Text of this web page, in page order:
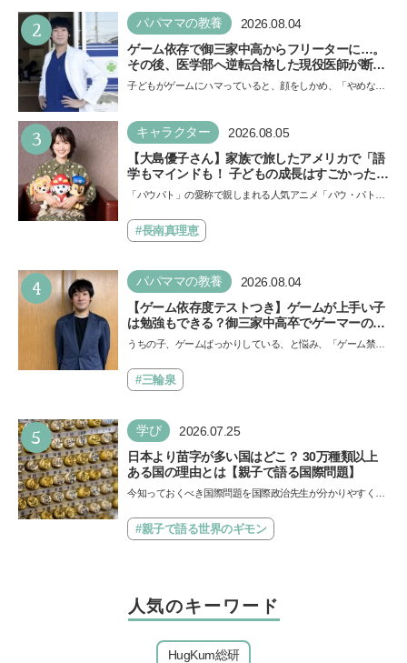
2 パパママの教養 2026.08.04
ゲーム依存で御三家中高からフリーターに…。
その後、医学部へ逆転合格した現役医師が断言
「ゲームの経験が受験勉強に役立った」そう考
子どもがゲームにハマっていると、顔をしかめ、「やめなさ
い…
3 キャラクター 2026.08.05
【大島優子さん】家族で旅したアメリカで「語
学もマインドも！ 子どもの成長はすごかった」
声優をつとめた映画『パウ・パトロール ザ・ダ
できると子どもに知ってほしい
「パウパト」の愛称で親しまれる人気アニメ「パウ・パトロ
ザ…#長南真理恵
4 パパママの教養 2026.08.04
【ゲーム依存度テストつき】ゲームが上手い子
は勉強もできる？御三家中高卒でゲーマーの医
師・阿部智史さんが教えるゲームしながら受験
うちの子、ゲームばっかりしている、と悩み、「ゲーム禁
も…#三輪泉
5 学び 2026.07.25
日本より苗字が多い国はどこ？ 30万種類以上
ある国の理由とは【親子で語る国際問題】
今知っておくべき国際問題を国際政治先生が分かりやすく解
類…#親子で語る世界のギモン
人気のキーワード
HugKum総研